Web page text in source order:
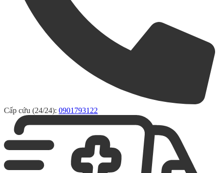
Cấp cứu (24/24): 0901793122